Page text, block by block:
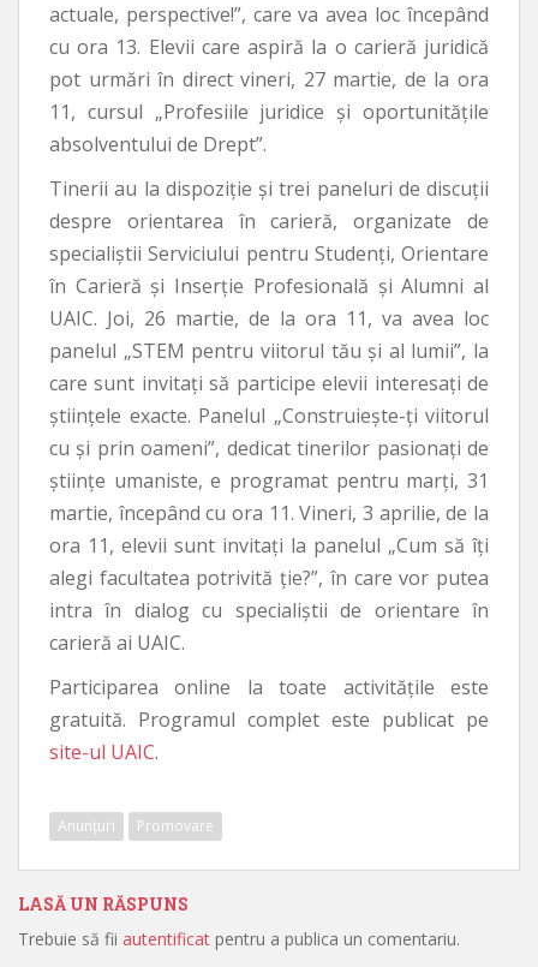
actuale, perspective!”, care va avea loc începând
cu ora 13. Elevii care aspiră la o carieră juridică
pot urmări în direct vineri, 27 martie, de la ora
11, cursul „Profesiile juridice și oportunitățile
absolventului de Drept”.
Tinerii au la dispoziție și trei paneluri de discuții
despre orientarea în carieră, organizate de
specialiștii Serviciului pentru Studenți, Orientare
în Carieră și Inserție Profesională și Alumni al
UAIC. Joi, 26 martie, de la ora 11, va avea loc
panelul „STEM pentru viitorul tău și al lumii”, la
care sunt invitați să participe elevii interesați de
științele exacte. Panelul „Construiește-ți viitorul
cu și prin oameni”, dedicat tinerilor pasionați de
științe umaniste, e programat pentru marți, 31
martie, începând cu ora 11. Vineri, 3 aprilie, de la
ora 11, elevii sunt invitați la panelul „Cum să îți
alegi facultatea potrivită ție?”, în care vor putea
intra în dialog cu specialiștii de orientare în
carieră ai UAIC.
Participarea online la toate activitățile este
gratuită. Programul complet este publicat pe
site-ul UAIC.
Anunțuri Promovare
LASĂ UN RĂSPUNS
Trebuie să fii autentificat pentru a publica un comentariu.